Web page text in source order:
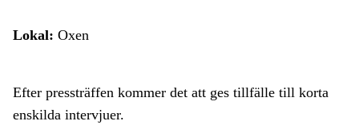
Lokal: Oxen
Efter pressträffen kommer det att ges tillfälle till korta
enskilda intervjuer.